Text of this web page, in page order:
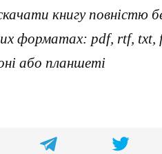
книгу повністю
форматах: pdf, rtf, txt,
або планшеті